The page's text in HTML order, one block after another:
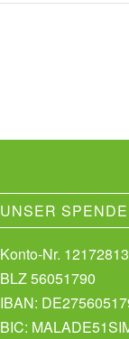
UNSER
Konto-Nr. 12172813
BLZ 56051790
IBAN:
BIC: